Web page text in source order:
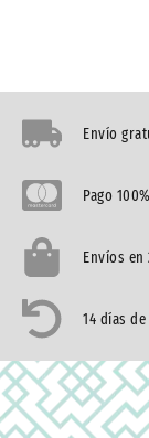
Envío
Pago
Envíos
14 días